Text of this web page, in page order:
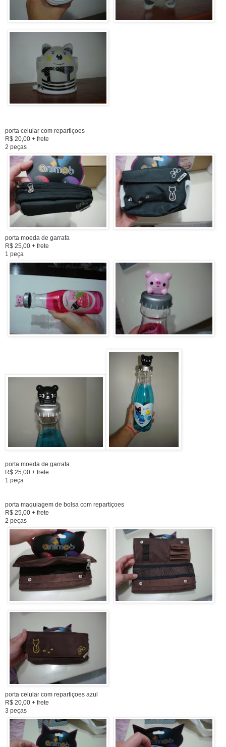
porta celular com repartiçoes
R$ 20,00 + frete
2 peças
porta moeda de garrafa
R$ 25,00 + frete
1 peça
porta moeda de garrafa
R$ 25,00 + frete
1 peça
porta maquiagem de bolsa com repartiçoes
R$ 25,00 + frete
2 peças
porta celular com repartiçoes azul
R$ 20,00 + frete
3 peças